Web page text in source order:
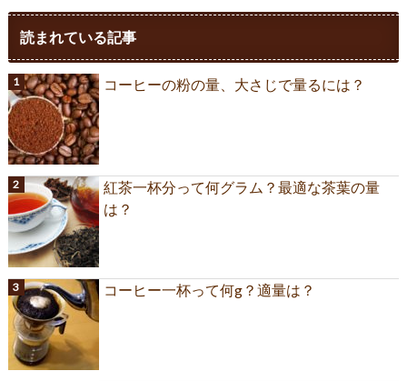
読まれている記事
コーヒーの粉の量、大さじで量るには？
紅茶一杯分って何グラム？最適な茶葉の量
は？
コーヒー一杯って何g？適量は？